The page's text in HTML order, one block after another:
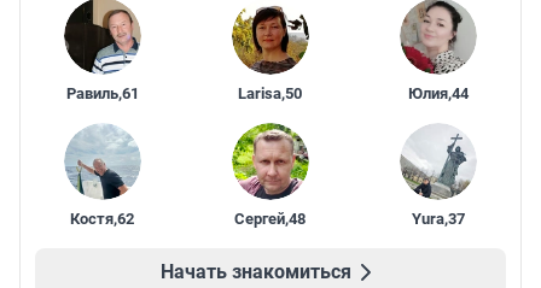
Равиль,61 Larisa,50 Юлия,44
Костя,62 Сергей,48 Yura,37
Начать знакомиться